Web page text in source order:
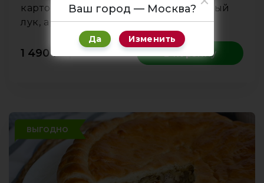
картофель, укроп, репчатый и зеленый
лук, ароматная зира.
1 490 ₽ 1 кг В корзину
ВЫГОДНО
Ваш город — Москва?
Да Изменить